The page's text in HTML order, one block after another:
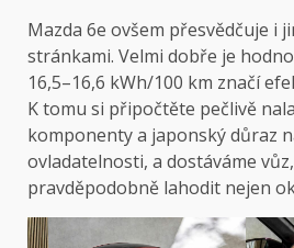
Mazda 6e ovšem přesvědčuje i
stránkami. Velmi dobře je
16,5–16,6 kWh/100 km značí
K tomu si připočtěte pečlivě
komponenty a japonský důraz
ovladatelnosti, a dostáváme
pravděpodobně lahodit nejen